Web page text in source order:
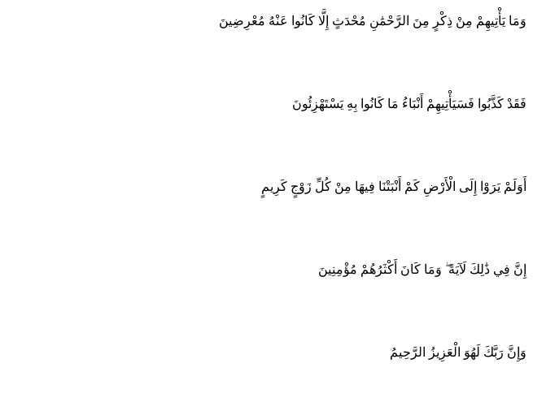
وَمَا يَأْتِيهِمْ مِنْ ذِكْرٍ مِنَ الرَّحْمَٰنِ مُحْدَثٍ إِلَّا كَانُوا عَنْهُ مُعْرِضِينَ
فَقَدْ كَذَّبُوا فَسَيَأْتِيهِمْ أَنْبَاءُ مَا كَانُوا بِهِ يَسْتَهْزِئُونَ
أَوَلَمْ يَرَوْا إِلَى الْأَرْضِ كَمْ أَنْبَتْنَا فِيهَا مِنْ كُلِّ زَوْجٍ كَرِيمٍ
إِنَّ فِي ذَٰلِكَ لَآيَةً ۖ وَمَا كَانَ أَكْثَرُهُمْ مُؤْمِنِينَ
وَإِنَّ رَبَّكَ لَهُوَ الْعَزِيزُ الرَّحِيمُ